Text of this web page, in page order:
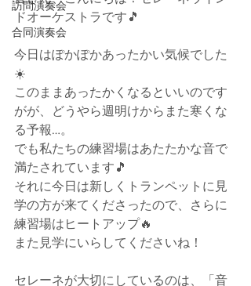
訪問演奏会
合同演奏会
ドオーケストラです🎵
今日はぽかぽかあったかい気候でした
☀️
このままあったかくなるといいのです
がが、どうやら週明けからまた寒くな
る予報…。
でも私たちの練習場はあたたかな音で
満たされています🎵
それに今日は新しくトランペットに見
学の方が来てくださったので、さらに
練習場はヒートアップ🔥
また見学にいらしてくださいね！
セレーネが大切にしているのは、「音